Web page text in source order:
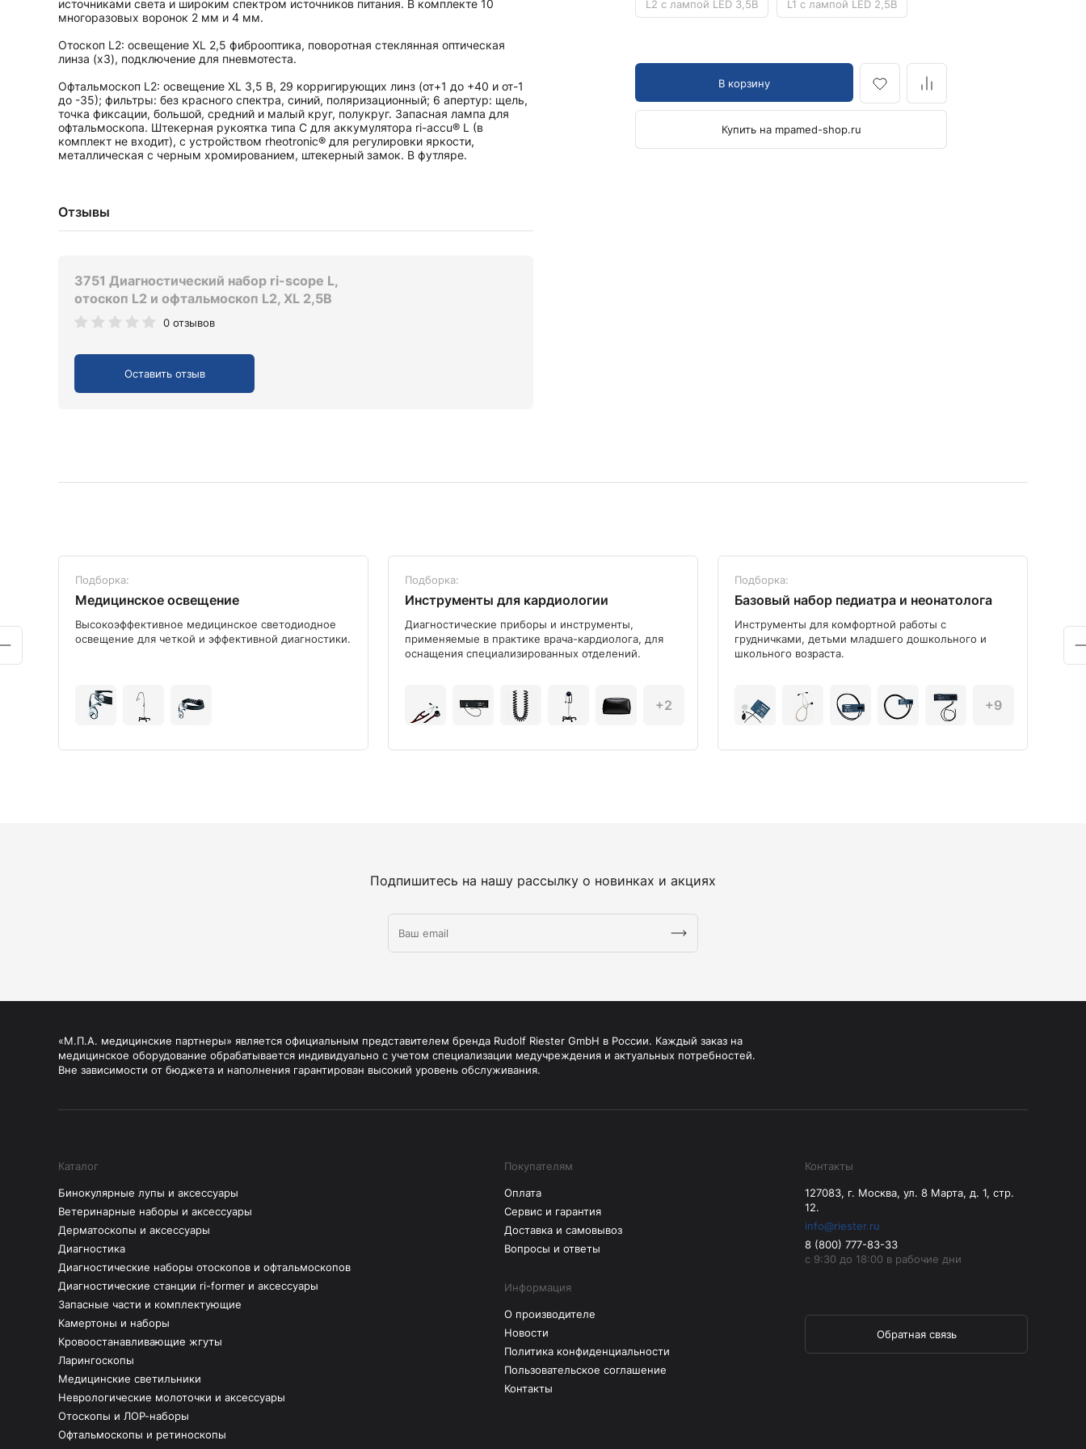
Манжеты для тонометров
источниками света и широким спектром источников питания. В комплекте 10
многоразовых воронок 2 мм и 4 мм.
Отоскоп L2: освещение XL 2,5 фиброоптика, поворотная стеклянная оптическая
линза (х3), подключение для пневмотеста.
Офтальмоскоп L2: освещение XL 3,5 В, 29 корригирующих линз (от+1 до +40 и от-1
до -35); фильтры: без красного спектра, синий, поляризационный; 6 апертур: щель,
точка фиксации, большой, средний и малый круг, полукруг. Запасная лампа для
офтальмоскопа. Штекерная рукоятка типа C для аккумулятора ri-accu® L (в
комплект не входит), с устройством rheotronic® для регулировки яркости,
металлическая с черным хромированием, штекерный замок. В футляре.
Отзывы
3751 Диагностический набор ri-scope L,
отоскоп L2 и офтальмоскоп L2, XL 2,5В
0 отзывов
Оставить отзыв
L2 с лампой LED 3,5В L1 с лампой LED 2,5В
В корзину
Купить на mpamed-shop.ru
Подборка:
Медицинское освещение
Высокоэффективное медицинское светодиодное
освещение для четкой и эффективной диагностики.
Подборка:
Инструменты для кардиологии
Диагностические приборы и инструменты,
применяемые в практике врача-кардиолога, для
оснащения специализированных отделений.
+2
Подборка:
Базовый набор педиатра и неонатолога
Инструменты для комфортной работы с
грудничками, детьми младшего дошкольного и
школьного возраста.
+9
Подпишитесь на нашу рассылку о новинках и акциях
«М.П.А. медицинские партнеры» является официальным представителем бренда Rudolf Riester GmbH в России. Каждый заказ на
медицинское оборудование обрабатывается индивидуально с учетом специализации медучреждения и актуальных потребностей.
Вне зависимости от бюджета и наполнения гарантирован высокий уровень обслуживания.
Каталог
Бинокулярные лупы и аксессуары
Ветеринарные наборы и аксессуары
Дерматоскопы и аксессуары
Диагностика
Диагностические наборы отоскопов и офтальмоскопов
Диагностические станции ri-former и аксессуары
Запасные части и комплектующие
Камертоны и наборы
Кровоостанавливающие жгуты
Ларингоскопы
Медицинские светильники
Неврологические молоточки и аксессуары
Отоскопы и ЛОР-наборы
Офтальмоскопы и ретиноскопы
Покупателям
Оплата
Сервис и гарантия
Доставка и самовывоз
Вопросы и ответы
Информация
О производителе
Новости
Политика конфиденциальности
Пользовательское соглашение
Контакты
Контакты
127083, г. Москва, ул. 8 Марта, д. 1, стр.
12.
info@riester.ru
8 (800) 777-83-33
с 9:30 до 18:00 в рабочие дни
Обратная связь